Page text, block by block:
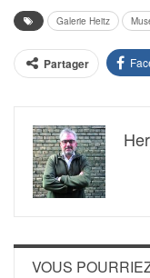
Galerie Heitz
Partager
VOUS